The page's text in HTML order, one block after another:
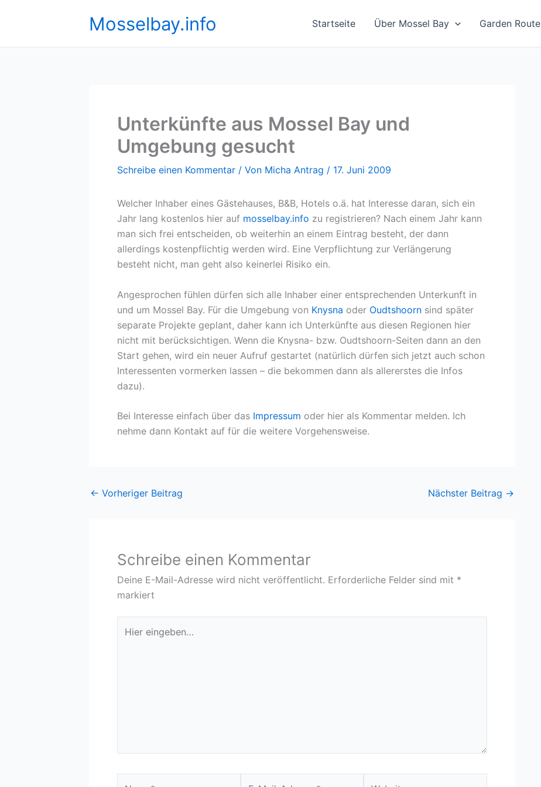
Mosselbay.info Startseite Über Mossel Bay Garden Route
Unterkünfte aus Mossel Bay und
Umgebung gesucht
Schreibe einen Kommentar / Von Micha Antrag / 17. Juni 2009
Welcher Inhaber eines Gästehauses, B&B, Hotels o.ä. hat Interesse daran, sich ein
Jahr lang kostenlos hier auf mosselbay.info zu registrieren? Nach einem Jahr kann
man sich frei entscheiden, ob weiterhin an einem Eintrag besteht, der dann
allerdings kostenpflichtig werden wird. Eine Verpflichtung zur Verlängerung
besteht nicht, man geht also keinerlei Risiko ein.
Angesprochen fühlen dürfen sich alle Inhaber einer entsprechenden Unterkunft in
und um Mossel Bay. Für die Umgebung von Knysna oder Oudtshoorn sind später
separate Projekte geplant, daher kann ich Unterkünfte aus diesen Regionen hier
nicht mit berücksichtigen. Wenn die Knysna- bzw. Oudtshoorn-Seiten dann an den
Start gehen, wird ein neuer Aufruf gestartet (natürlich dürfen sich jetzt auch schon
Interessenten vormerken lassen – die bekommen dann als allererstes die Infos
dazu).
Bei Interesse einfach über das Impressum oder hier als Kommentar melden. Ich
nehme dann Kontakt auf für die weitere Vorgehensweise.
← Vorheriger Beitrag Nächster Beitrag →
Schreibe einen Kommentar
Deine E-Mail-Adresse wird nicht veröffentlicht. Erforderliche Felder sind mit *
markiert
eingeben…